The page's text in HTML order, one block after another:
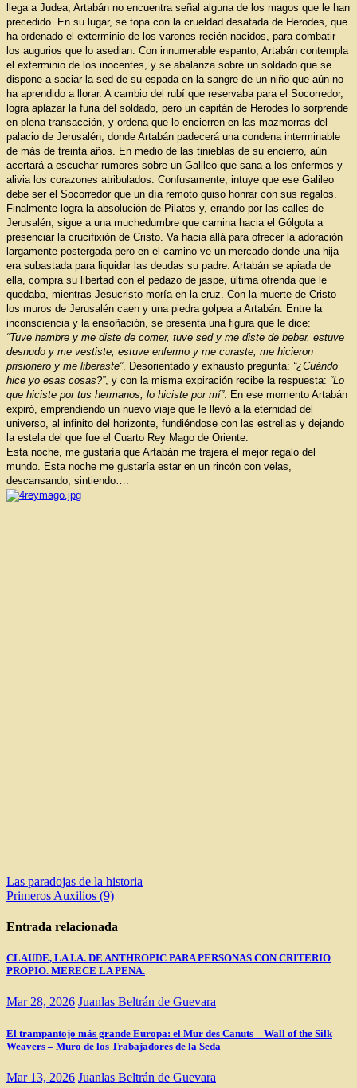
llega a Judea, Artabán no encuentra señal alguna de los magos que le han
precedido. En su lugar, se topa con la crueldad desatada de Herodes, que
ha ordenado el exterminio de los varones recién nacidos, para combatir
los augurios que lo asedian. Con innumerable espanto, Artabán contempla
el exterminio de los inocentes, y se abalanza sobre un soldado que se
dispone a saciar la sed de su espada en la sangre de un niño que aún no
ha aprendido a llorar. A cambio del rubí que reservaba para el Socorredor,
logra aplazar la furia del soldado, pero un capitán de Herodes lo sorprende
en plena transacción, y ordena que lo encierren en las mazmorras del
palacio de Jerusalén, donde Artabán padecerá una condena interminable
de más de treinta años. En medio de las tinieblas de su encierro, aún
acertará a escuchar rumores sobre un Galileo que sana a los enfermos y
alivia los corazones atribulados. Confusamente, intuye que ese Galileo
debe ser el Socorredor que un día remoto quiso honrar con sus regalos.
Finalmente logra la absolución de Pilatos y, errando por las calles de
Jerusalén, sigue a una muchedumbre que camina hacia el Gólgota a
presenciar la crucifixión de Cristo. Va hacia allá para ofrecer la adoración
largamente postergada pero en el camino ve un mercado donde una hija
era subastada para liquidar las deudas su padre. Artabán se apiada de
ella, compra su libertad con el pedazo de jaspe, última ofrenda que le
quedaba, mientras Jesucristo moría en la cruz. Con la muerte de Cristo
los muros de Jerusalén caen y una piedra golpea a Artabán. Entre la
inconsciencia y la ensoñación, se presenta una figura que le dice:
“Tuve hambre y me diste de comer, tuve sed y me diste de beber, estuve
desnudo y me vestiste, estuve enfermo y me curaste, me hicieron
prisionero y me liberaste”. Desorientado y exhausto pregunta: “¿Cuándo
hice yo esas cosas?”, y con la misma expiración recibe la respuesta: “Lo
que hiciste por tus hermanos, lo hiciste por mí”. En ese momento Artabán
expiró, emprendiendo un nuevo viaje que le llevó a la eternidad del
universo, al infinito del horizonte, fundiéndose con las estrellas y dejando
la estela del que fue el Cuarto Rey Mago de Oriente.
Esta noche, me gustaría que Artabán me trajera el mejor regalo del
mundo. Esta noche me gustaría estar en un rincón con velas,
descansando, sintiendo….
Navegación
de
entradas
Las paradojas de la historia
Primeros Auxilios (9)
Entrada relacionada
CLAUDE, LA I.A. DE ANTHROPIC PARA PERSONAS CON CRITERIO
PROPIO. MERECE LA PENA.
Mar 28, 2026 Juanlas Beltrán de Guevara
El trampantojo más grande Europa: el Mur des Canuts – Wall of the Silk
Weavers – Muro de los Trabajadores de la Seda
Mar 13, 2026 Juanlas Beltrán de Guevara